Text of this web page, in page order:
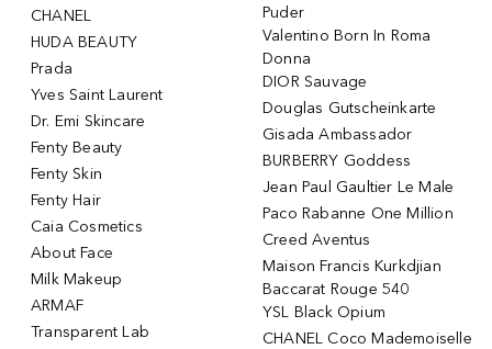
CHANEL
HUDA BEAUTY
Prada
Yves Saint Laurent
Dr. Emi Skincare
Fenty Beauty
Fenty Skin
Fenty Hair
Caia Cosmetics
About Face
Milk Makeup
ARMAF
Transparent Lab
Puder
Valentino Born In Roma
Donna
DIOR Sauvage
Douglas Gutscheinkarte
Gisada Ambassador
BURBERRY Goddess
Jean Paul Gaultier Le Male
Paco Rabanne One Million
Creed Aventus
Maison Francis Kurkdjian
Baccarat Rouge 540
YSL Black Opium
CHANEL Coco Mademoiselle